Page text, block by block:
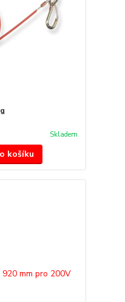
Skladem
košíku